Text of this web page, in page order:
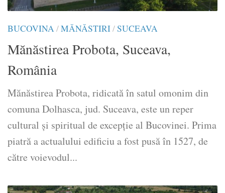
BUCOVINA/MĂNĂSTIRI/SUCEAVA
Mănăstirea Probota, Suceava,
România
Mănăstirea Probota, ridicată în satul omonim din
comuna Dolhasca, jud. Suceava, este un reper
cultural și spiritual de excepție al Bucovinei. Prima
piatră a actualului edificiu a fost pusă în 1527, de
către voievodul...